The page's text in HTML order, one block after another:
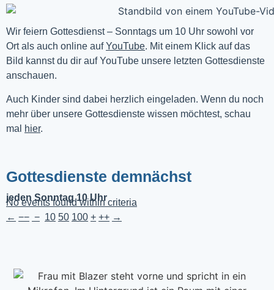
Wir feiern Gottesdienst – Sonntags um 10 Uhr sowohl vor
Ort als auch online auf YouTube. Mit einem Klick auf das
Bild kannst du dir auf YouTube unsere letzten Gottesdienste
anschauen.
Auch Kinder sind dabei herzlich eingeladen. Wenn du noch
mehr über unsere Gottesdienste wissen möchtest, schau
mal
hier.
Gottesdienste demnächst
jeden Sonntag 10 Uhr
No events found within criteria
← −− − 10 50 100 + ++ →